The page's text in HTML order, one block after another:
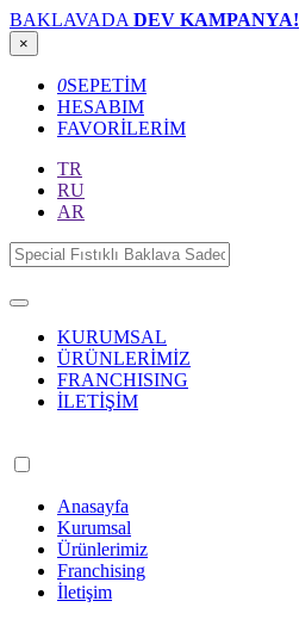
BAKLAVADA DEV KAMPANYA!
×
0SEPETİM
HESABIM
FAVORİLERİM
TR
RU
AR
KURUMSAL
ÜRÜNLERİMİZ
FRANCHISING
İLETİŞİM
Anasayfa
Kurumsal
Ürünlerimiz
Franchising
İletişim